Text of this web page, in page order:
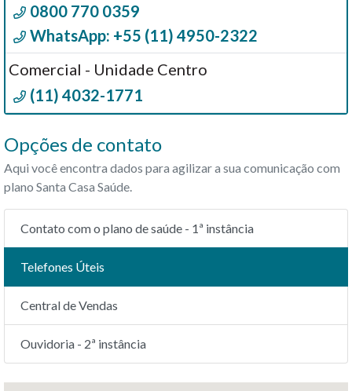
0800 770 0359
WhatsApp: +55 (11) 4950-2322
Comercial - Unidade Centro
(11) 4032-1771
Opções de contato
Aqui você encontra dados para agilizar a sua comunicação com
plano Santa Casa Saúde.
Contato com o plano de saúde - 1ª instância
Telefones Úteis
Central de Vendas
Ouvidoria - 2ª instância